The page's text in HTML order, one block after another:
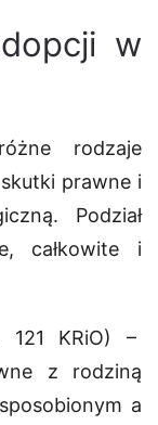
w
rodzaje
prawne i
Podział
całkowite i
121 KRiO) –
z rodziną
a